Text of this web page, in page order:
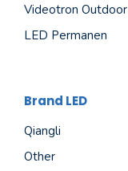
Videotron Outdoor
LED Permanen
Brand LED
Qiangli
Other